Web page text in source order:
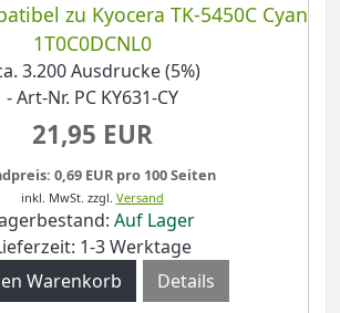
zu Kyocera TK-5450C Cyan
1T0C0DCNL0
3.200 Ausdrucke (5%)
- Art-Nr. PC KY631-CY
21,95 EUR
0,69 EUR pro 100 Seiten
inkl. MwSt. zzgl. Versand
Auf Lager
1-3 Werktage
Details